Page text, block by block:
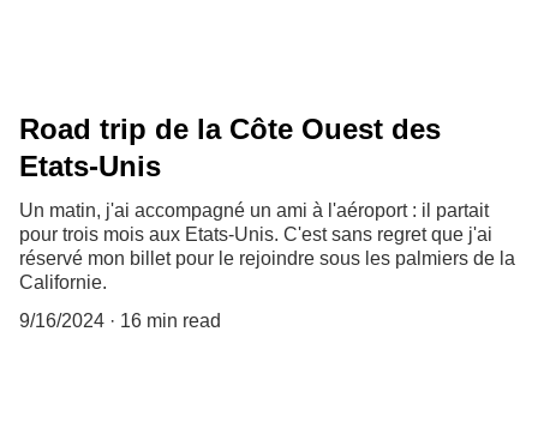
Road trip de la Côte Ouest des
Etats-Unis
Un matin, j'ai accompagné un ami à l'aéroport : il partait
pour trois mois aux Etats-Unis. C'est sans regret que j'ai
réservé mon billet pour le rejoindre sous les palmiers de la
Californie.
9/16/2024
16 min read